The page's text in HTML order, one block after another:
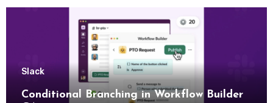
Slack
Conditional Branching in Workflow Builder